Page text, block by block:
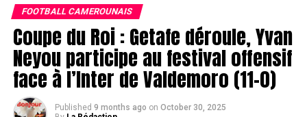
FOOTBALL CAMEROUNAIS
Coupe du Roi : Getafe déroule, Yvan
Neyou participe au festival offensif
face à l’Inter de Valdemoro (11-0)
Published 9 months ago on October 30, 2025